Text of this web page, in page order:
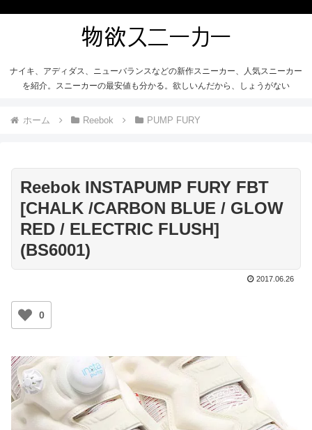
ナイキ、アディダス、ニューバランスなどの新作スニーカー、人気スニーカー
を紹介。スニーカーの最安値も分かる。欲しいんだから、しょうがない
ホーム Reebok PUMP FURY
Reebok INSTAPUMP FURY FBT
[CHALK /CARBON BLUE / GLOW
RED / ELECTRIC FLUSH]
(BS6001)
2017.06.26
0